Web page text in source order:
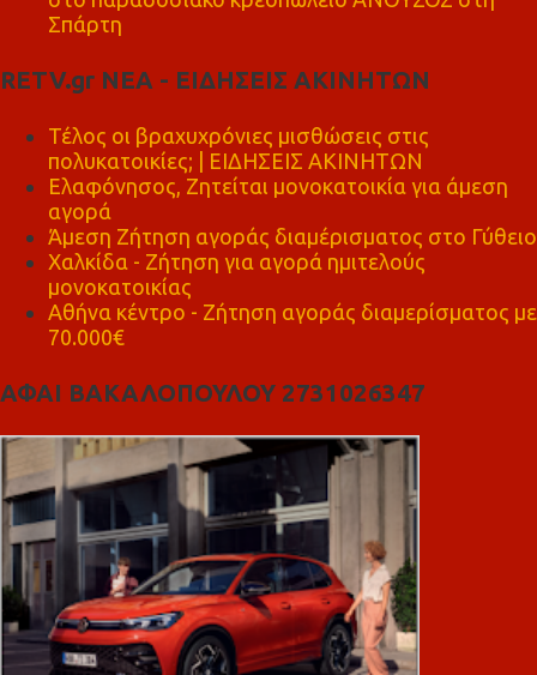
Σπάρτη
RETV.gr ΝΕΑ - ΕΙΔΗΣΕΙΣ ΑΚΙΝΗΤΩΝ
Τέλος οι βραχυχρόνιες μισθώσεις στις
πολυκατοικίες; | ΕΙΔΗΣΕΙΣ ΑΚΙΝΗΤΩΝ
Ελαφόνησος, Ζητείται μονοκατοικία για άμεση
αγορά
Άμεση Ζήτηση αγοράς διαμέρισματος στο Γύθειο
Χαλκίδα - Ζήτηση για αγορά ημιτελούς
μονοκατοικίας
Αθήνα κέντρο - Ζήτηση αγοράς διαμερίσματος με
70.000€
ΑΦΑΙ ΒΑΚΑΛΟΠΟΥΛΟΥ 2731026347